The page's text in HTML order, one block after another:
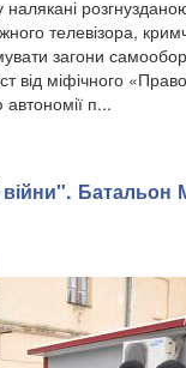
телевізора,
загони
від міфічного
п...
війни". Батальон